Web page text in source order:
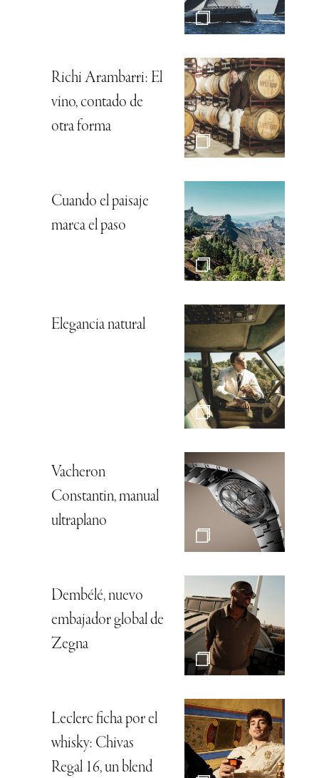
Richi Arambarri: El
vino, contado de
otra forma
Cuando el paisaje
marca el paso
Elegancia natural
Vacheron
Constantin, manual
ultraplano
Dembélé, nuevo
embajador global de
Zegna
Leclerc ficha por el
whisky: Chivas
Regal 16, un blend